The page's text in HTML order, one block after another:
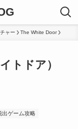
ャー The White Door
トドア）
出ゲーム攻略